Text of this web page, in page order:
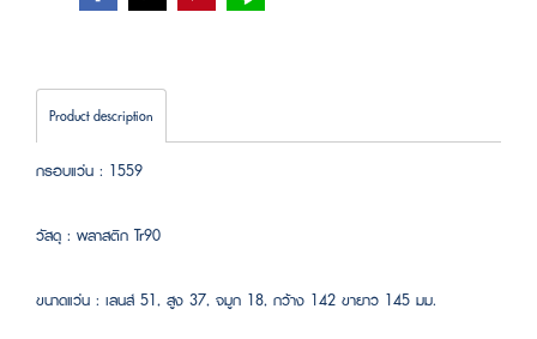
Product description
กรอบแว่น : 1559
วัสดุ : พลาสติก Tr90
ขนาดแว่น : เลนส์ 51, สูง 37, จมูก 18, กว้าง 142 ขายาว 145 มม.